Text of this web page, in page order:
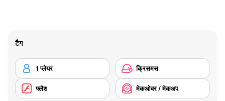
टैग
1 प्लेयर क्रिसमस
फ्लैश मेकओवर / मेकअप